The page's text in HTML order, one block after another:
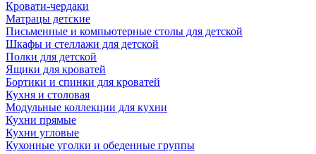
Кровати-чердаки
Матрацы детские
Письменные и компьютерные столы для детской
Шкафы и стеллажи для детской
Полки для детской
Ящики для кроватей
Бортики и спинки для кроватей
Кухня и столовая
Модульные коллекции для кухни
Кухни прямые
Кухни угловые
Кухонные уголки и обеденные группы